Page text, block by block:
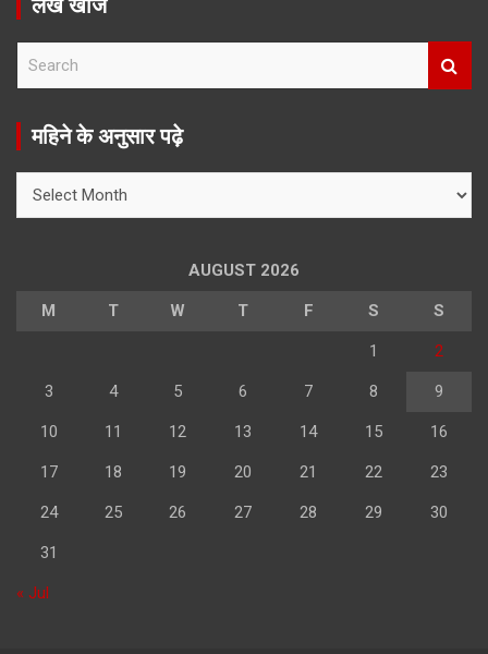
लेख खोजें
r
महिने के अनुसार पढ़े
AUGUST 2026
M T W T F S S
1 2
3 4 5 6 7 8 9
10 11 12 13 14 15 16
17 18 19 20 21 22 23
24 25 26 27 28 29 30
31
« Jul